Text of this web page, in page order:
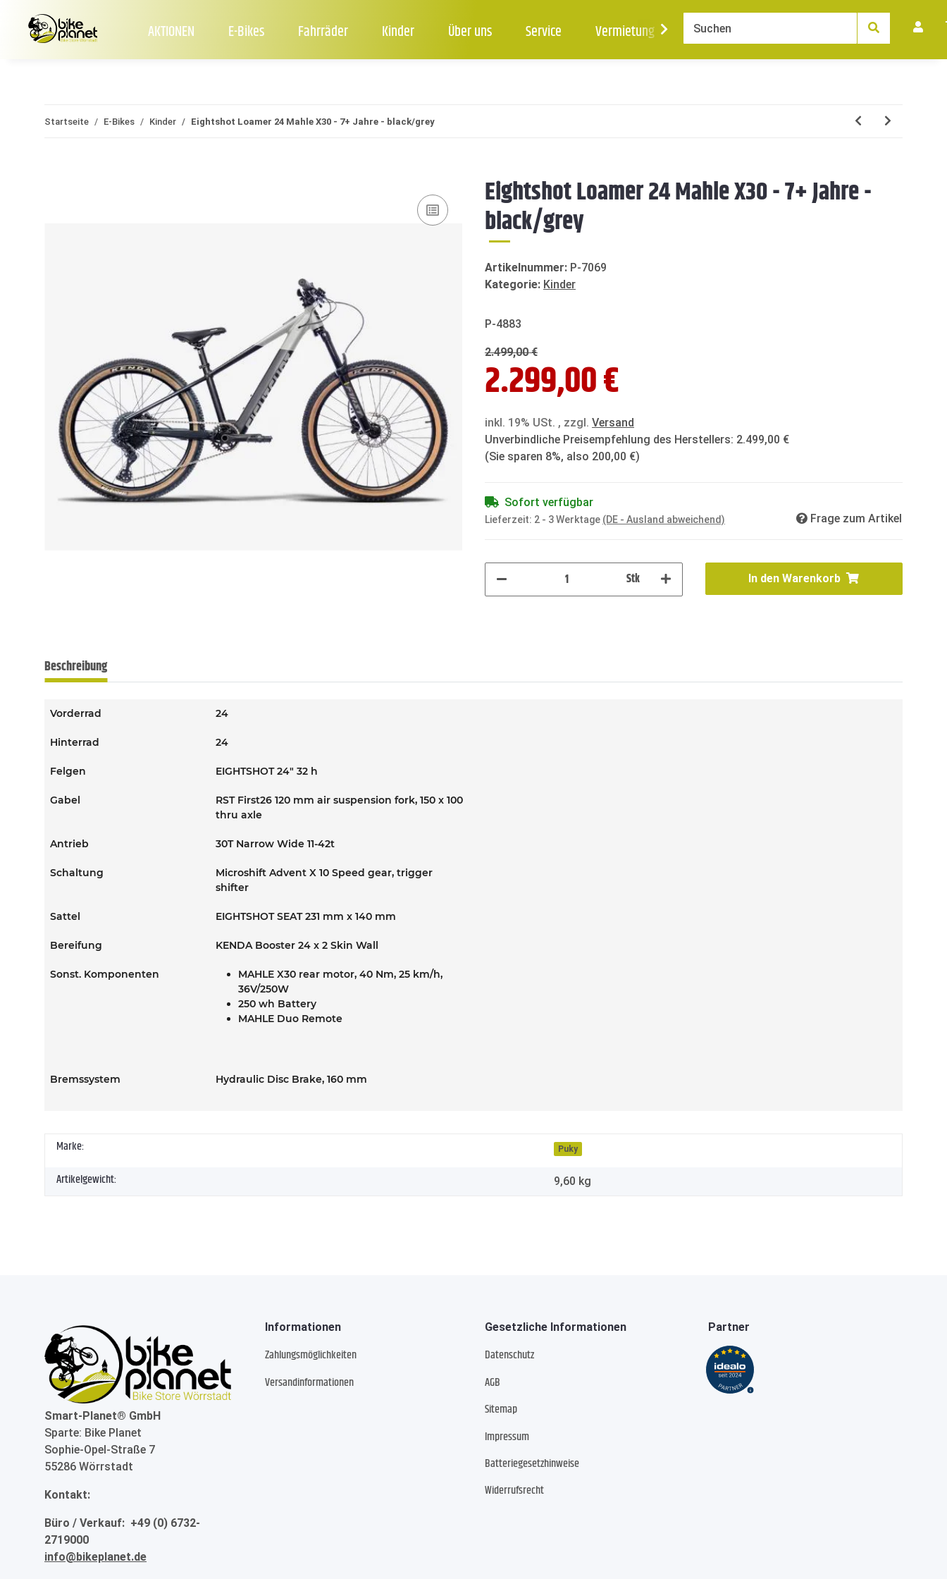
AKTIONEN E-Bikes Fahrräder Kinder Über uns Service Vermietung Ankauf Kontakt
Startseite E-Bikes Kinder Eightshot Loamer 24 Mahle X30 - 7+ Jahre - black/grey
Eightshot Loamer 24 Mahle X30 - 7+ Jahre -
black/grey
Artikelnummer: P-7069
Kategorie: Kinder
P-4883
2.499,00 €
2.299,00 €
inkl. 19% USt. , zzgl. Versand
Unverbindliche Preisempfehlung des Herstellers: 2.499,00 €
(Sie sparen 8%, also 200,00 €)
Sofort verfügbar
Lieferzeit: 2 - 3 Werktage (DE - Ausland abweichend) Frage zum Artikel
Stk In den Warenkorb
Beschreibung
Vorderrad 24
Hinterrad 24
Felgen EIGHTSHOT 24" 32 h
Gabel
RST First26 120 mm air suspension fork, 150 x 100
thru axle
Antrieb 30T Narrow Wide 11-42t
Schaltung
Microshift Advent X 10 Speed gear, trigger
shifter
Sattel EIGHTSHOT SEAT 231 mm x 140 mm
Bereifung KENDA Booster 24 x 2 Skin Wall
Sonst. Komponenten
MAHLE X30 rear motor, 40 Nm, 25 km/h,
36V/250W
250 wh Battery
MAHLE Duo Remote
Bremssystem Hydraulic Disc Brake, 160 mm
Marke: Puky
Artikelgewicht: 9,60 kg
Smart-Planet® GmbH
Sparte: Bike Planet
Sophie-Opel-Straße 7
55286 Wörrstadt
Kontakt:
Büro / Verkauf: +49 (0) 6732-
2719000
info@bikeplanet.de
Informationen
Zahlungsmöglichkeiten
Versandinformationen
Gesetzliche Informationen
Datenschutz
AGB
Sitemap
Impressum
Batteriegesetzhinweise
Widerrufsrecht
Partner